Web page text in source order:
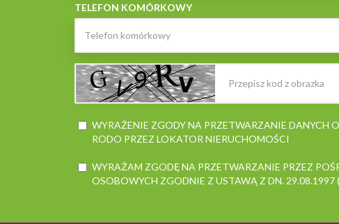
TELEFON KOMÓRKOWY
WYRAŻENIE ZGODY NA PRZETWARZANIE DANYCH
RODO PRZEZ LOKATOR NIERUCHOMOŚCI
WYRAŻAM ZGODĘ NA PRZETWARZANIE PRZEZ
OSOBOWYCH ZGODNIE Z USTAWĄ Z DN. 29.08.1997